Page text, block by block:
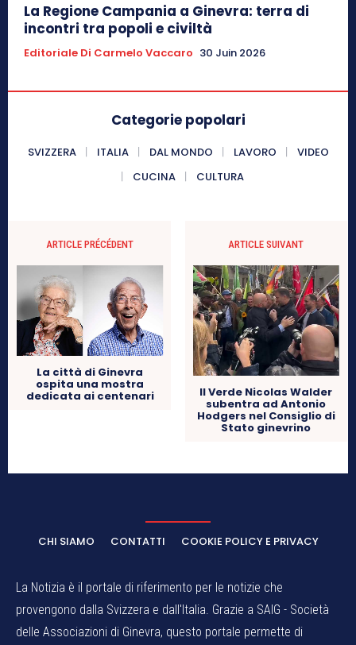
La Regione Campania a Ginevra: terra di
incontri tra popoli e civiltà
Editoriale Di Carmelo Vaccaro 30 Juin 2026
Categorie popolari
SVIZZERA ITALIA DAL MONDO LAVORO
VIDEO
CUCINA
CULTURA
ARTICLE PRÉCÉDENT
La città di Ginevra
ospita una mostra
dedicata ai centenari
ARTICLE SUIVANT
Il Verde Nicolas Walder
subentra ad Antonio
Hodgers nel Consiglio di
Stato ginevrino
CHI SIAMO CONTATTI COOKIE POLICY E PRIVACY
La Notizia è il portale di riferimento per le notizie che
provengono dalla Svizzera e dall'Italia. Grazie a SAIG - Società
delle Associazioni di Ginevra, questo portale permette di